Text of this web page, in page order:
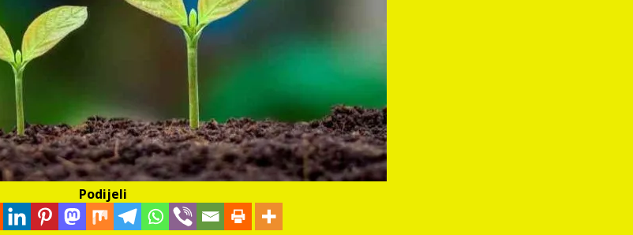
Podijeli